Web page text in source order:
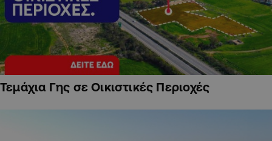
Τεμάχια Γης σε Οικιστικές Περιοχές